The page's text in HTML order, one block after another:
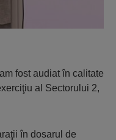
fost audiat în calitate
al Sectorului 2,
în dosarul de